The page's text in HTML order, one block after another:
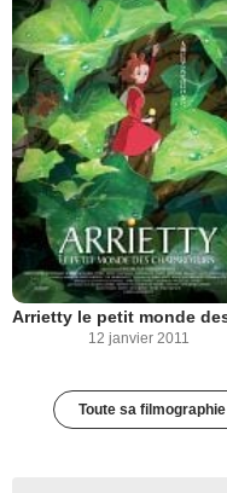
12 janvier 2011
Toute sa filmographie